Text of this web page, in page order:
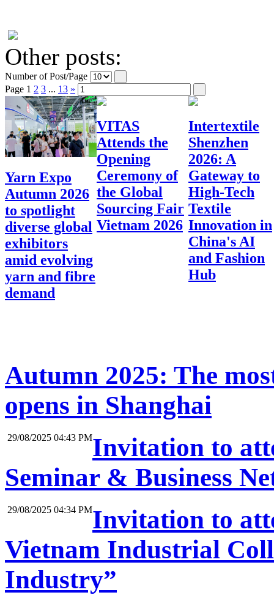
Other posts:
Number of Post/Page
Page 1 2 3 ... 13 »
Yarn Expo
Autumn 2026
to spotlight
diverse global
exhibitors
amid evolving
yarn and fibre
demand
VITAS
Attends the
Opening
Ceremony of
the Global
Sourcing Fair
Vietnam 2026
Intertextile
Shenzhen
2026: A
Gateway to
High-Tech
Textile
Innovation in
China's AI
and Fashion
Hub
Autumn 2025: The
opens in Shanghai
29/08/2025 04:43 PMInvitation to
Seminar & Business
29/08/2025 04:34 PMInvitation to
Vietnam Industrial
Industry”